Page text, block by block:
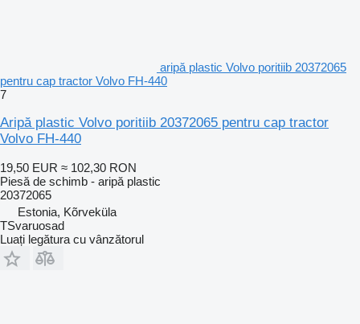
aripă plastic Volvo poritiib 20372065
pentru cap tractor Volvo FH-440
7
Aripă plastic Volvo poritiib 20372065 pentru cap tractor
Volvo FH-440
19,50 EUR ≈ 102,30 RON
Piesă de schimb - aripă plastic
20372065
Estonia, Kõrveküla
TSvaruosad
Luați legătura cu vânzătorul